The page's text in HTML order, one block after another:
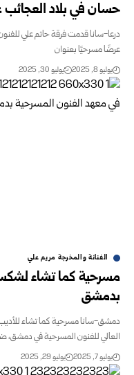
حسان في بلاد
درعا-سانا قدمت فرقة حاتم علي
عرضًا مسرحيًا بعنوان
يوليو 8, 2025 يوليو 30, 2025
الفنانة والمخرجة مريم علي
مسرحية كما تشاء
بدمشق
دمشق-سانا مسرحية كما تشاء للأديب
العالي للفنون المسرحية في
يوليو 7, 2025 يوليو 29, 2025